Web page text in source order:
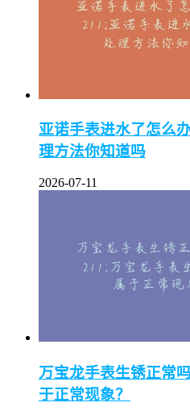
亚诺手表进水了怎么
理方法你知道吗
2026-07-11
万宝龙手表生锈正常
于正常现象？